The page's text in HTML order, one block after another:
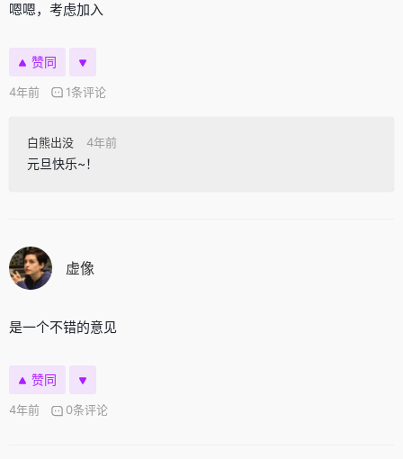
嗯嗯，考虑加入
赞同
4年前 1条评论
白熊出没 4年前
元旦快乐~！
⁢虚像
是一个不错的意见
赞同
4年前 0条评论